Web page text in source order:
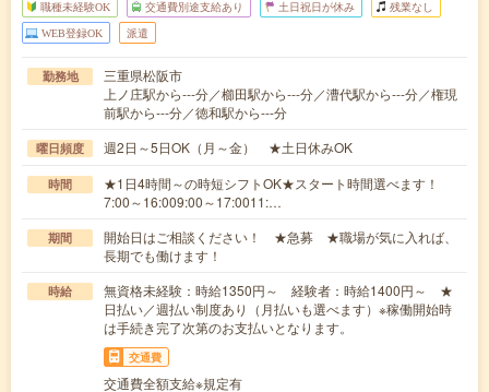
職種未経験OK 交通費別途支給あり 土日祝日が休み 残業なし
WEB登録OK 派遣
勤務地
三重県松阪市
上ノ庄駅から---分／櫛田駅から---分／漕代駅から---分／権現
前駅から---分／徳和駅から---分
曜日頻度 週2日～5日OK（月～金） ★土日休みOK
時間
★1日4時間～の時短シフトOK★スタート時間選べます！
7:00～16:009:00～17:0011:…
期間
開始日はご相談ください！ ★急募 ★職場が気に入れば、
長期でも働けます！
時給
無資格未経験：時給1350円～ 経験者：時給1400円～ ★
日払い／週払い制度あり（月払いも選べます）※稼働開始時
は手続き完了次第のお支払いとなります。
交通費
交通費全額支給※規定有